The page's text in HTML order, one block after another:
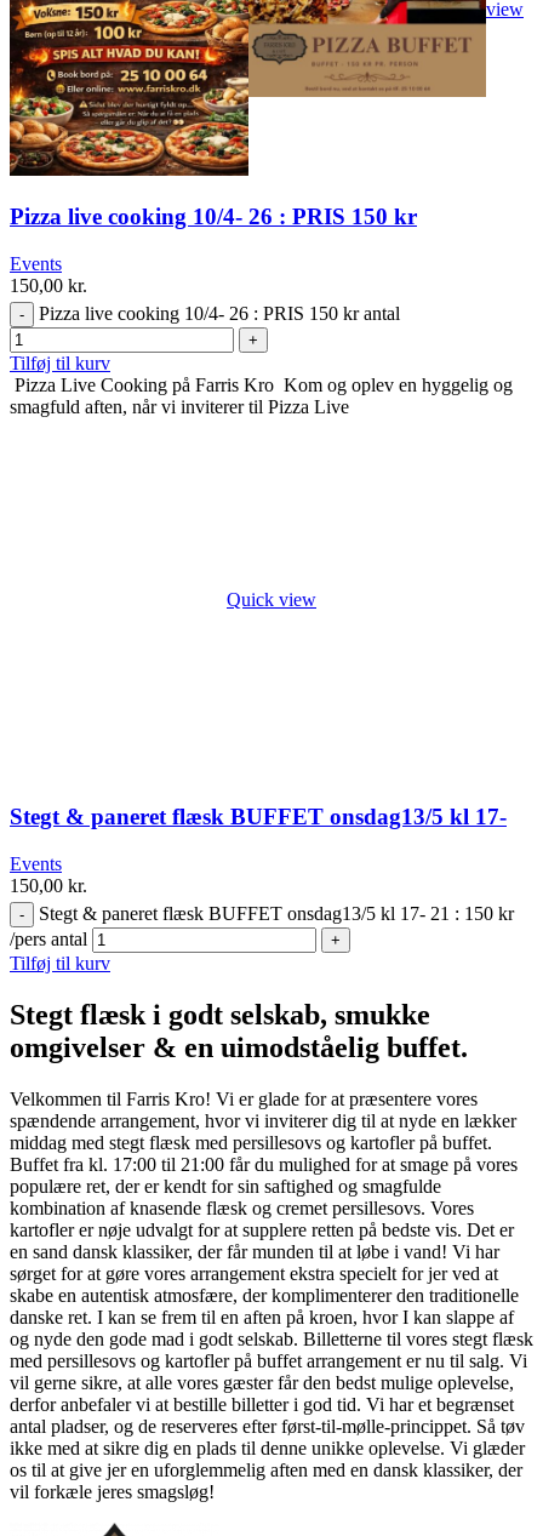
view
Pizza live cooking 10/4- 26 : PRIS 150 kr
Events
150,00 kr.
Pizza live cooking 10/4- 26 : PRIS 150 kr antal
Tilføj til kurv
Pizza Live Cooking på Farris Kro Kom og oplev en hyggelig og
smagfuld aften, når vi inviterer til Pizza Live
Quick view
Stegt & paneret flæsk BUFFET onsdag13/5 kl 17-
Events
150,00 kr.
Stegt & paneret flæsk BUFFET onsdag13/5 kl 17- 21 : 150 kr
/pers antal
Tilføj til kurv
Stegt flæsk i godt selskab, smukke
omgivelser & en uimodståelig buffet.
Velkommen til Farris Kro! Vi er glade for at præsentere vores
spændende arrangement, hvor vi inviterer dig til at nyde en lækker
middag med stegt flæsk med persillesovs og kartofler på buffet.
Buffet fra kl. 17:00 til 21:00 får du mulighed for at smage på vores
populære ret, der er kendt for sin saftighed og smagfulde
kombination af knasende flæsk og cremet persillesovs. Vores
kartofler er nøje udvalgt for at supplere retten på bedste vis. Det er
en sand dansk klassiker, der får munden til at løbe i vand! Vi har
sørget for at gøre vores arrangement ekstra specielt for jer ved at
skabe en autentisk atmosfære, der komplimenterer den traditionelle
danske ret. I kan se frem til en aften på kroen, hvor I kan slappe af
og nyde den gode mad i godt selskab. Billetterne til vores stegt flæsk
med persillesovs og kartofler på buffet arrangement er nu til salg. Vi
vil gerne sikre, at alle vores gæster får den bedst mulige oplevelse,
derfor anbefaler vi at bestille billetter i god tid. Vi har et begrænset
antal pladser, og de reserveres efter først-til-mølle-princippet. Så tøv
ikke med at sikre dig en plads til denne unikke oplevelse. Vi glæder
os til at give jer en uforglemmelig aften med en dansk klassiker, der
vil forkæle jeres smagsløg!